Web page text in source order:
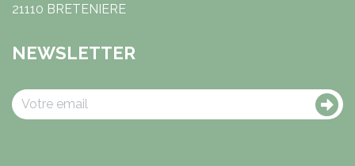
21110 BRETENIERE
NEWSLETTER